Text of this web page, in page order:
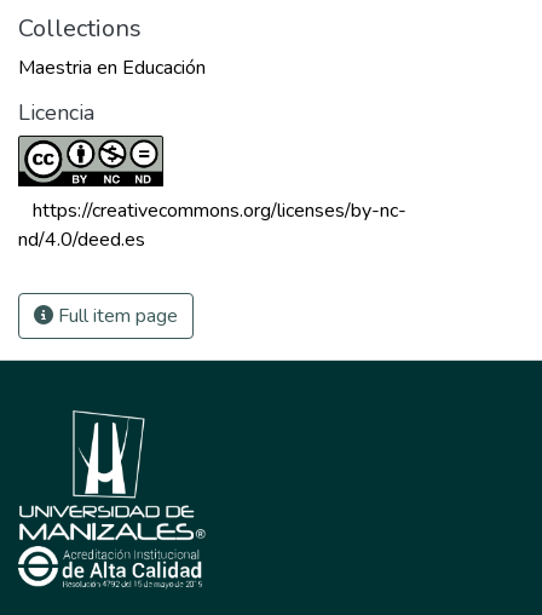
Collections
Maestria en Educación
Licencia
https://creativecommons.org/licenses/by-nc-
nd/4.0/deed.es
Full item page